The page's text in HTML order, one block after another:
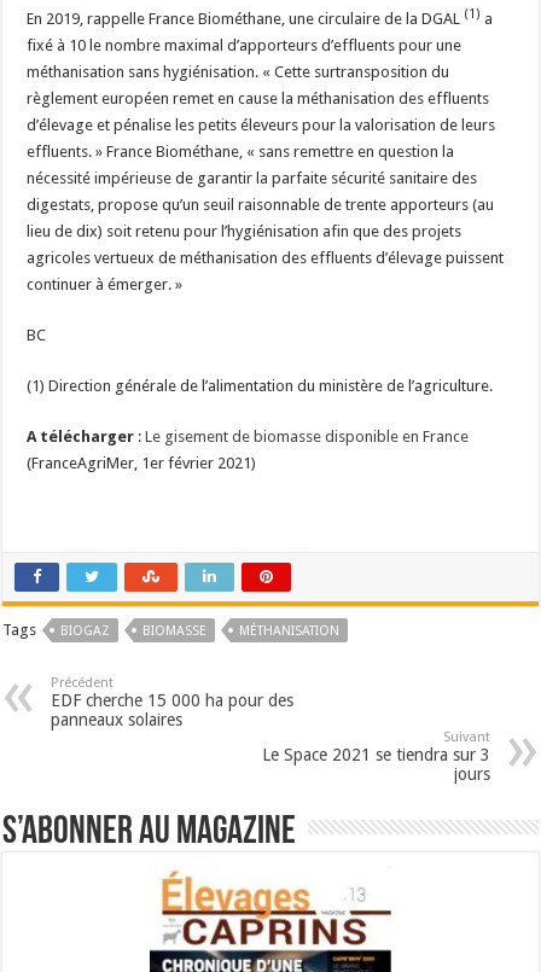
En 2019, rappelle France Biométhane, une circulaire de la DGAL (1) a
fixé à 10 le nombre maximal d’apporteurs d’effluents pour une
méthanisation sans hygiénisation. « Cette surtransposition du
règlement européen remet en cause la méthanisation des effluents
d’élevage et pénalise les petits éleveurs pour la valorisation de leurs
effluents. » France Biométhane, « sans remettre en question la
nécessité impérieuse de garantir la parfaite sécurité sanitaire des
digestats, propose qu’un seuil raisonnable de trente apporteurs (au
lieu de dix) soit retenu pour l’hygiénisation afin que des projets
agricoles vertueux de méthanisation des effluents d’élevage puissent
continuer à émerger. »
BC
(1) Direction générale de l’alimentation du ministère de l’agriculture.
A télécharger :Le gisement de biomasse disponible en France
(FranceAgriMer, 1er février 2021)
Tags BIOGAZ BIOMASSE MÉTHANISATION
Précédent
EDF cherche 15 000 ha pour des
panneaux solaires
Suivant
Le Space 2021 se tiendra sur 3
jours
S’abonner au magazine